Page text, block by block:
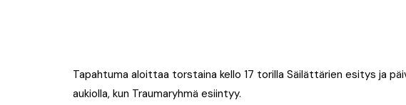
Tapahtuma aloittaa torstaina kello 17 torilla Säilättärien esitys ja
aukiolla, kun Traumaryhmä esiintyy.